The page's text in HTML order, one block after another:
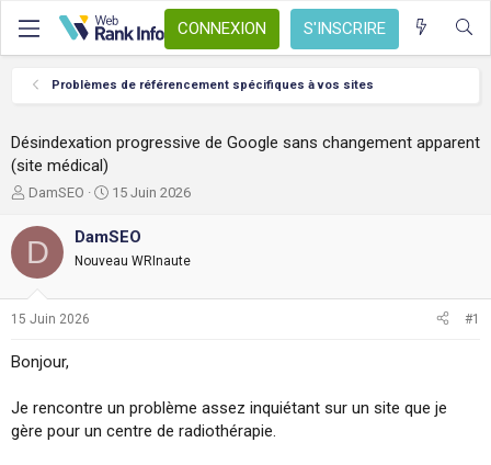
CONNEXION S'INSCRIRE
Problèmes de référencement spécifiques à vos sites
Désindexation progressive de Google sans changement apparent
(site médical)
A
t
d
a
s
DamSEO
D
t
d
15 Juin 2026
D DamSEO
Nouveau WRInaute
15 Juin 2026 #1
Bonjour,
Je rencontre un problème assez inquiétant sur un site que je
gère pour un centre de radiothérapie.